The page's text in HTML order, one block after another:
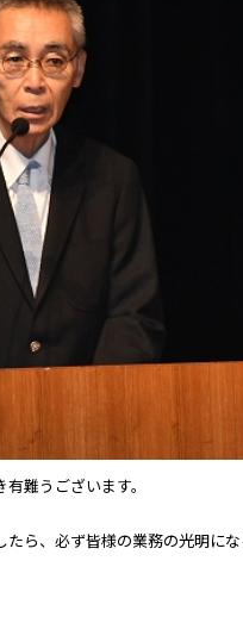
難うございます。
ら、必ず皆様の業務の光明にな